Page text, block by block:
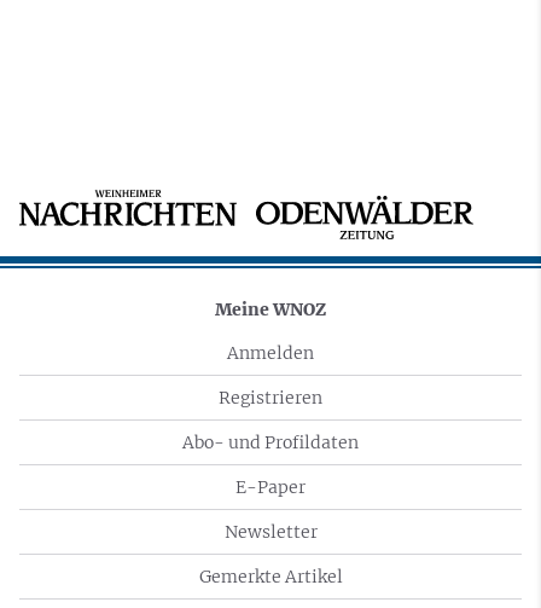
Meine WNOZ
Anmelden
Registrieren
Abo- und Profildaten
E-Paper
Newsletter
Gemerkte Artikel